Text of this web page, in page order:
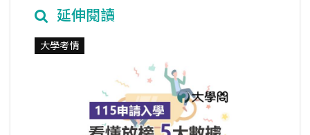
延伸閱讀
大學考情